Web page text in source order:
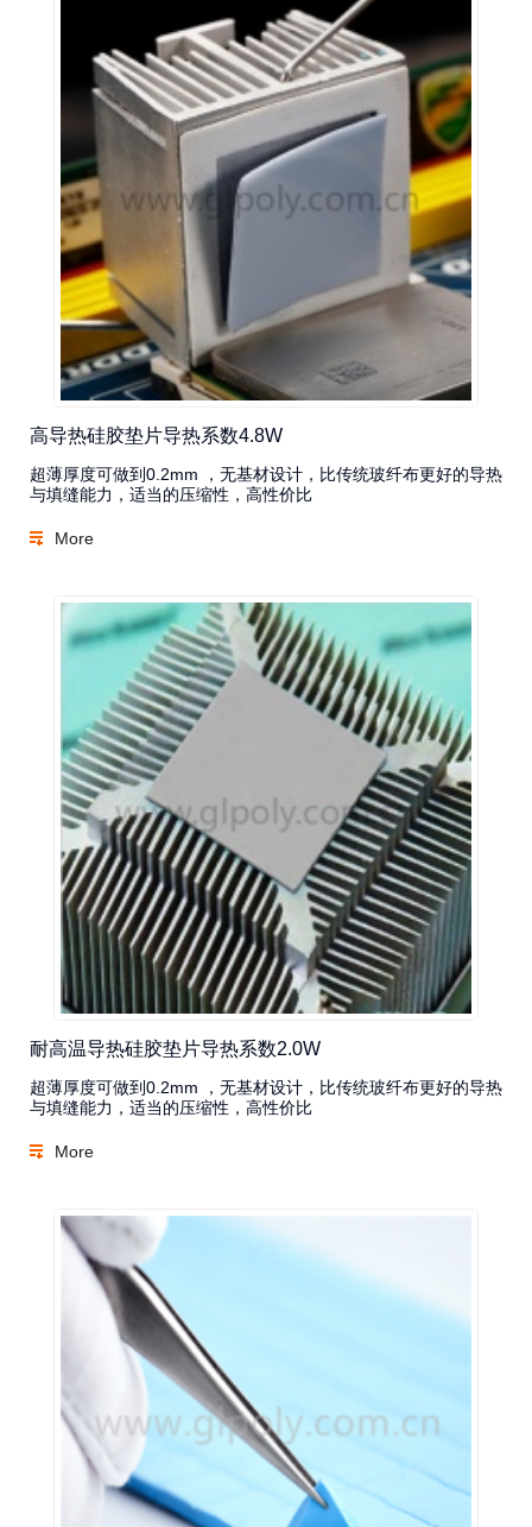
高导热硅胶垫片导热系数4.8W
超薄厚度可做到0.2mm ，无基材设计，比传统玻纤布更好的导热
与填缝能力，适当的压缩性，高性价比
More
耐高温导热硅胶垫片导热系数2.0W
超薄厚度可做到0.2mm ，无基材设计，比传统玻纤布更好的导热
与填缝能力，适当的压缩性，高性价比
More